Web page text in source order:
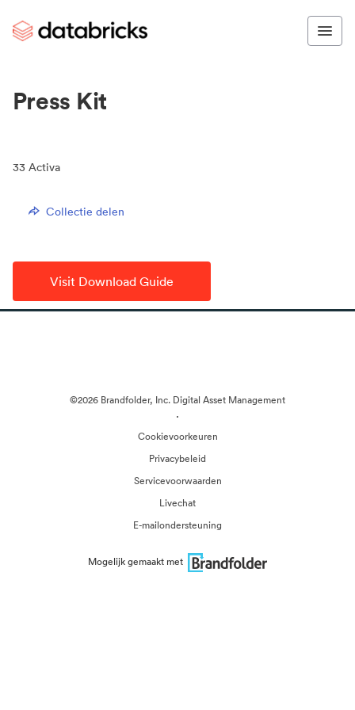
Press Kit
33 Activa
Collectie delen
Visit Download Guide
©2026 Brandfolder, Inc. Digital Asset Management
·
Cookievoorkeuren
Privacybeleid
Servicevoorwaarden
Livechat
E-mailondersteuning
Mogelijk gemaakt met